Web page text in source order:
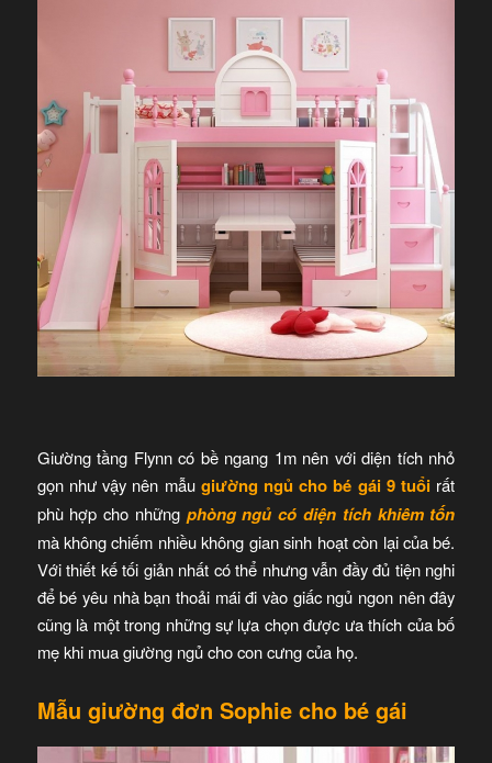
Giường tầng Flynn có bề ngang 1m nên với diện tích nhỏ
gọn như vậy nên mẫu giường ngủ cho bé gái 9 tuổi rất
phù hợp cho những phòng ngủ có diện tích khiêm tốn
mà không chiếm nhiều không gian sinh hoạt còn lại của bé.
Với thiết kế tối giản nhất có thể nhưng vẫn đầy đủ tiện nghi
để bé yêu nhà bạn thoải mái đi vào giấc ngủ ngon nên đây
cũng là một trong những sự lựa chọn được ưa thích của bố
mẹ khi mua giường ngủ cho con cưng của họ.
Mẫu giường đơn Sophie cho bé gái